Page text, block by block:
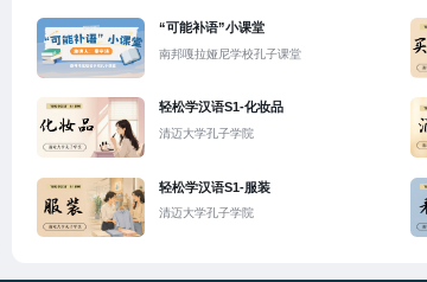
“可能补语”小课堂
南邦嘎拉娅尼学校孔子课堂
轻松学汉语S1-化妆品
清迈大学孔子学院
轻松学汉语S1-服装
清迈大学孔子学院